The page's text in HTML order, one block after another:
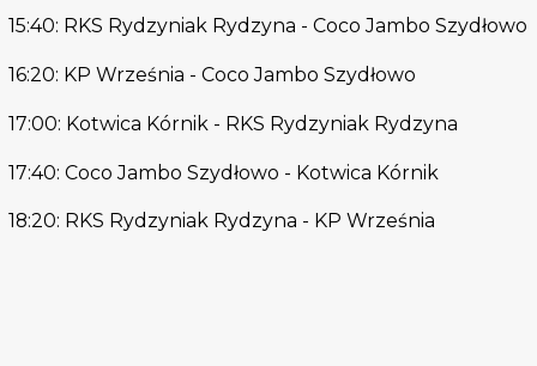
15:40: RKS Rydzyniak Rydzyna - Coco Jambo Szydłowo
16:20: KP Września - Coco Jambo Szydłowo
17:00: Kotwica Kórnik - RKS Rydzyniak Rydzyna
17:40: Coco Jambo Szydłowo - Kotwica Kórnik
18:20: RKS Rydzyniak Rydzyna - KP Września